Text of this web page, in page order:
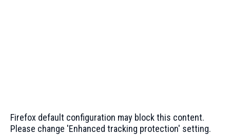
Firefox default configuration may block this content.
Please change 'Enhanced tracking protection' setting.